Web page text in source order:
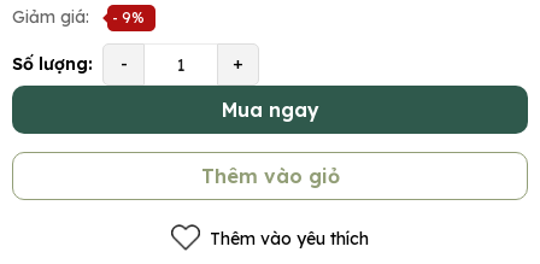
Giảm giá:
- 9%
Số lượng: - +
Mua ngay
Thêm vào giỏ
Thêm vào yêu thích